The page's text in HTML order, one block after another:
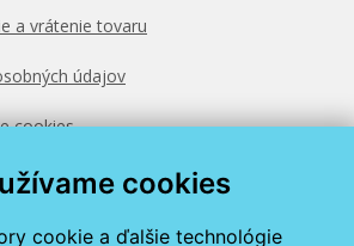
cookies
cookie a ďalšie technológie
a vrátenie tovaru
údajov
cookies
zadarmo